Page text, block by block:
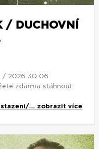
/ DUCHOVNÍ
/ 2026 3Q 06
zdarma stáhnout
... zobrazit více